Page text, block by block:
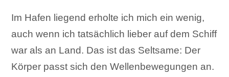
Im Hafen liegend erholte ich mich ein wenig,
auch wenn ich tatsächlich lieber auf dem Schiff
war als an Land. Das ist das Seltsame: Der
Körper passt sich den Wellenbewegungen an.